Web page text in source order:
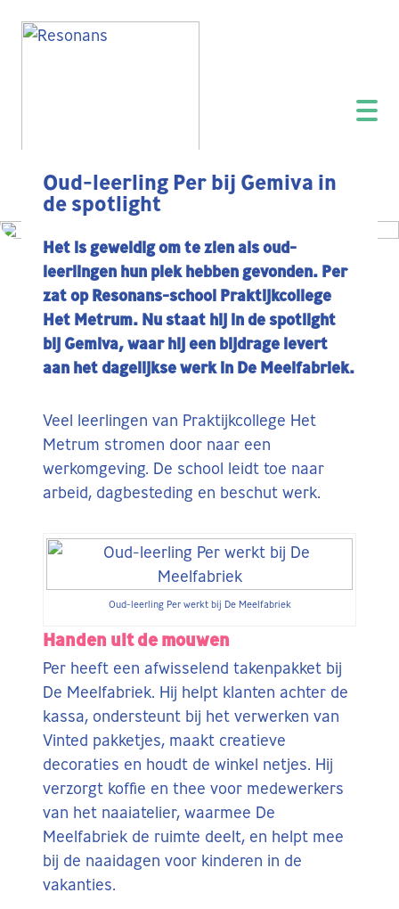
Oud-leerling Per bij Gemiva in
de spotlight
Het is geweldig om te zien als oud-
leerlingen hun plek hebben gevonden. Per
zat op Resonans-school Praktijkcollege
Het Metrum. Nu staat hij in de spotlight
bij Gemiva, waar hij een bijdrage levert
aan het dagelijkse werk in De Meelfabriek.
Veel leerlingen van Praktijkcollege Het
Metrum stromen door naar een
werkomgeving. De school leidt toe naar
arbeid, dagbesteding en beschut werk.
Oud-leerling Per werkt bij De Meelfabriek
Handen uit de mouwen
Per heeft een afwisselend takenpakket bij
De Meelfabriek. Hij helpt klanten achter de
kassa, ondersteunt bij het verwerken van
Vinted pakketjes, maakt creatieve
decoraties en houdt de winkel netjes. Hij
verzorgt koffie en thee voor medewerkers
van het naaiatelier, waarmee De
Meelfabriek de ruimte deelt, en helpt mee
bij de naaidagen voor kinderen in de
vakanties.